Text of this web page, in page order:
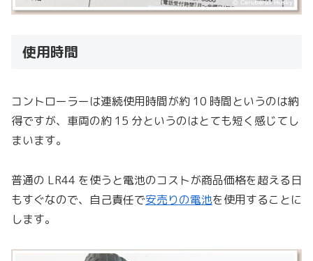
使用時間
コントローラーは連続使用時間が約 10 時間というのは納
得ですが、車両の約 15 分というのはとても短く感じてし
まいます。
普通の LR44 を使うと電池のコストが商品価格を超える日
もすぐなので、自己責任で安売りの電池を使用することに
します。